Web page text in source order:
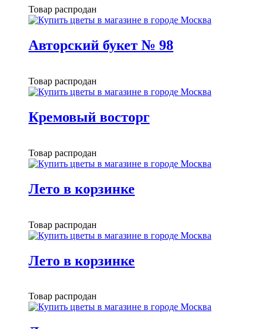
Товар распродан
Авторский букет № 98
Товар распродан
Кремовый восторг
Товар распродан
Лето в корзинке
Товар распродан
Лето в корзинке
Товар распродан